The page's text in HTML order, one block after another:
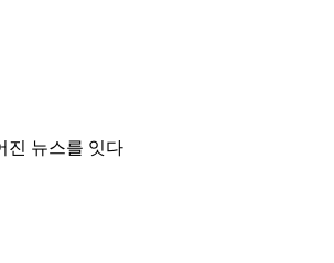
진 뉴스를 잇다